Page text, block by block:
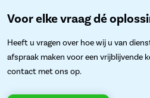
Voor elke vraag dé
Heeft u vragen over hoe wij u van
afspraak maken voor een vrijblijvende
contact met ons op.